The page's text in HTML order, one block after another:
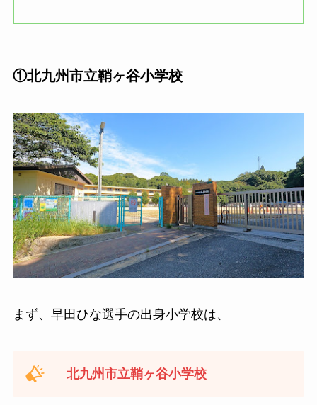
①北九州市立鞘ヶ谷小学校
まず、早田ひな選手の出身小学校は、
北九州市立鞘ヶ谷小学校